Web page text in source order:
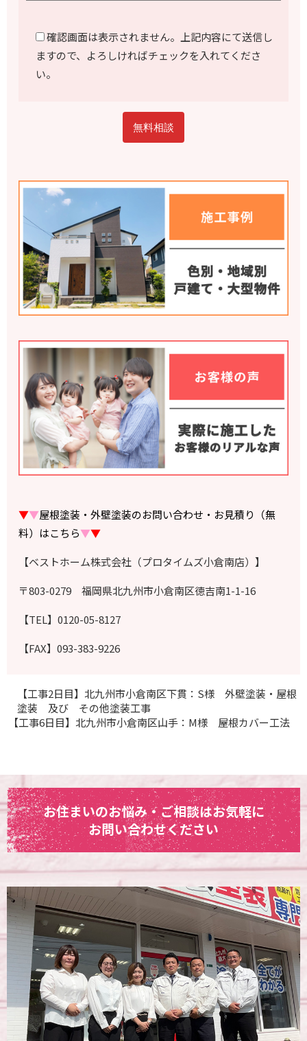
確認画面は表示されません。上記内容にて送信し
ますので、よろしければチェックを入れてくださ
い。
▼▼屋根塗装・外壁塗装のお問い合わせ・お見積り（無
料）はこちら▼▼
【ベストホーム株式会社（プロタイムズ小倉南店）】
〒803-0279 福岡県北九州市小倉南区徳吉南1-1-16
【TEL】0120-05-8127
【FAX】093-383-9226
【工事2日目】北九州市小倉南区下貫：S様 外壁塗装・屋根
塗装 及び その他塗装工事
【工事6日目】北九州市小倉南区山手：M様 屋根カバー工法
お住まいのお悩み・ご相談はお気軽に
お問い合わせください